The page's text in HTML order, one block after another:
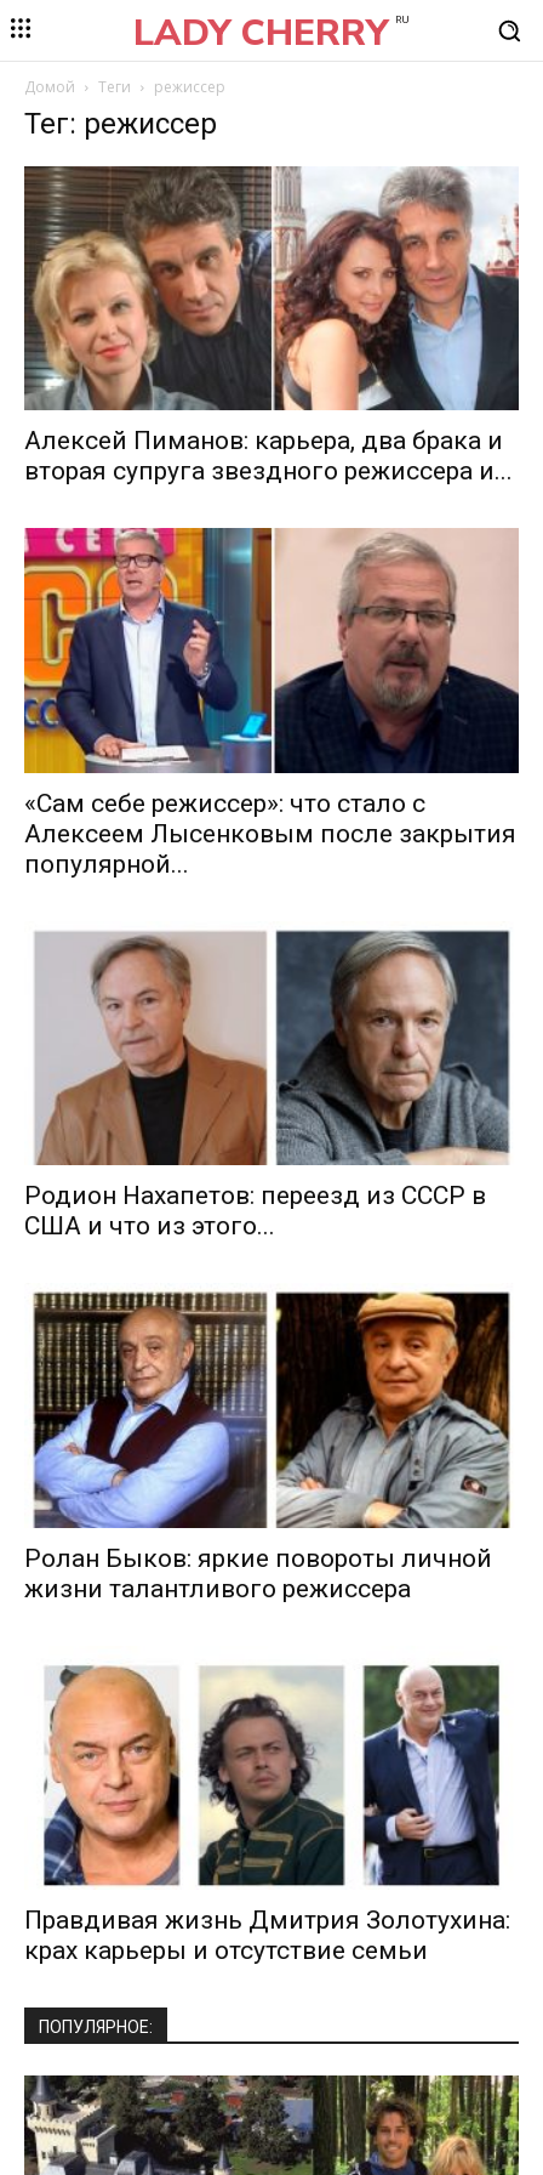
LADY CHERRY RU
Домой Теги режиссер
Тег: режиссер
Алексей Пиманов: карьера, два брака и
вторая супруга звездного режиссера и...
«Сам себе режиссер»: что стало с
Алексеем Лысенковым после закрытия
популярной...
Родион Нахапетов: переезд из СССР в
США и что из этого...
Ролан Быков: яркие повороты личной
жизни талантливого режиссера
Правдивая жизнь Дмитрия Золотухина:
крах карьеры и отсутствие семьи
ПОПУЛЯРНОЕ: